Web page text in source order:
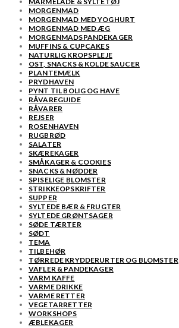
MORGENMAD
MORGENMAD MED YOGHURT
MORGENMAD MED ÆG
MORGENMADSPANDEKAGER
MUFFINS & CUPCAKES
NATURLIG KROPSPLEJE
OST, SNACKS & KOLDE SAUCER
PLANTEMÆLK
PRYDHAVEN
PYNT TIL BOLIG OG HAVE
RÅVAREGUIDE
RÅVARER
REJSER
ROSENHAVEN
RUGBRØD
SALATER
SKÆREKAGER
SMÅKAGER & COOKIES
SNACKS & NØDDER
SPISELIGE BLOMSTER
STRIKKEOPSKRIFTER
SUPPER
SYLTEDE BÆR & FRUGTER
SYLTEDE GRØNTSAGER
SØDE TÆRTER
SØDT
TEMA
TILBEHØR
TØRREDE KRYDDERURTER OG BLOMSTER
VAFLER & PANDEKAGER
VARM KAFFE
VARME DRIKKE
VARME RETTER
VEGETARRETTER
WORKSHOPS
ÆBLEKAGER